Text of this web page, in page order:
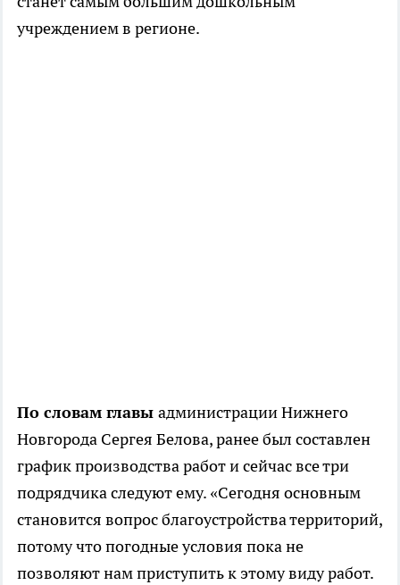
учреждением в регионе.
По словам главы администрации Нижнего
Новгорода Сергея Белова, ранее был составлен
график производства работ и сейчас все три
подрядчика следуют ему. «Сегодня основным
становится вопрос благоустройства территорий,
потому что погодные условия пока не
позволяют нам приступить к этому виду работ.